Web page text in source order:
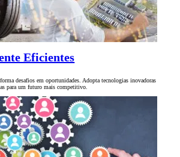
Eficientes
desafios em oportunidades. Adopta tecnologias inovadoras
para um futuro mais competitivo.